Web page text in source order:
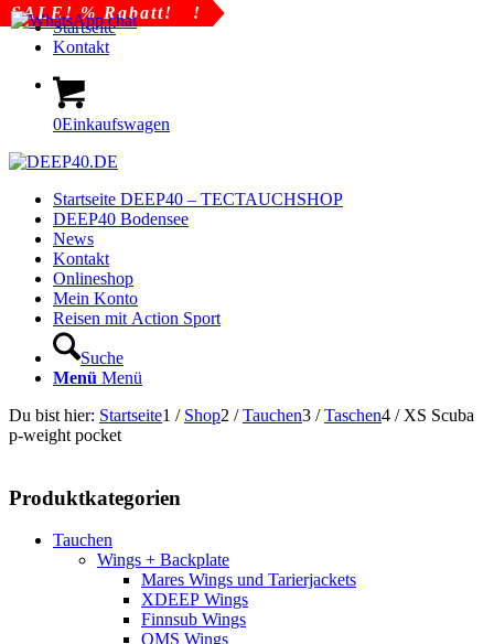
Startseite
Kontakt
0Einkaufswagen
Startseite DEEP40 – TECTAUCHSHOP
DEEP40 Bodensee
News
Kontakt
Onlineshop
Mein Konto
Reisen mit Action Sport
Suche
Menü Menü
Du bist hier: Startseite1 / Shop2 / Tauchen3 / Taschen4 / XS Scuba
p-weight pocket
SALE! 30 % Rabatt!
Produktkategorien
Tauchen
Wings + Backplate
Mares Wings und Tarierjackets
XDEEP Wings
Finnsub Wings
OMS Wings
SALE! 49 % Rabatt!
SALE! % Rabatt!